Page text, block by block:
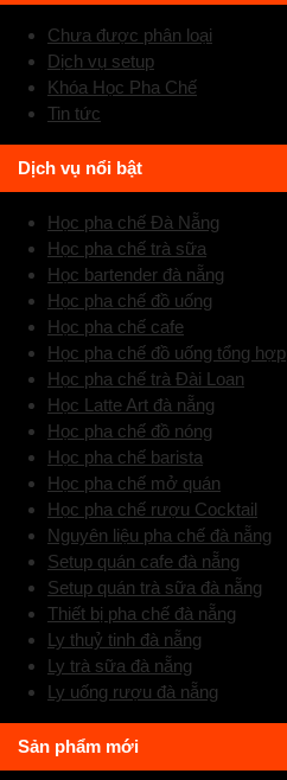
Chưa được phân loại
Dịch vụ setup
Khóa Học Pha Chế
Tin tức
Dịch vụ nổi bật
Học pha chế Đà Nẵng
Học pha chế trà sữa
Học bartender đà nẵng
Học pha chế đồ uống
Học pha chế cafe
Học pha chế đồ uống tổng hợp
Học pha chế trà Đài Loan
Học Latte Art đà nẵng
Học pha chế đồ nóng
Học pha chế barista
Học pha chế mở quán
Học pha chế rượu Cocktail
Nguyên liệu pha chế đà nẵng
Setup quán cafe đà nẵng
Setup quán trà sữa đà nẵng
Thiết bị pha chế đà nẵng
Ly thuỷ tinh đà nẵng
Ly trà sữa đà nẵng
Ly uống rượu đà nẵng
Sản phẩm mới